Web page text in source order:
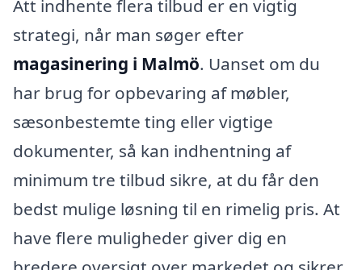
Att indhente flera tilbud er en vigtig
strategi, når man søger efter
magasinering i Malmö. Uanset om du
har brug for opbevaring af møbler,
sæsonbestemte ting eller vigtige
dokumenter, så kan indhentning af
minimum tre tilbud sikre, at du får den
bedst mulige løsning til en rimelig pris. At
have flere muligheder giver dig en